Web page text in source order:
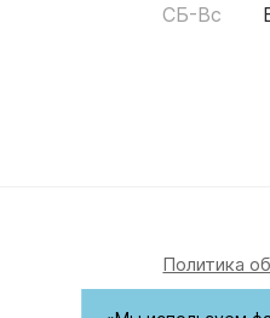
СБ-Вс
Политика